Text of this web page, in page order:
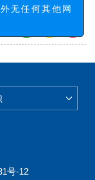
号-12
无任何其他网